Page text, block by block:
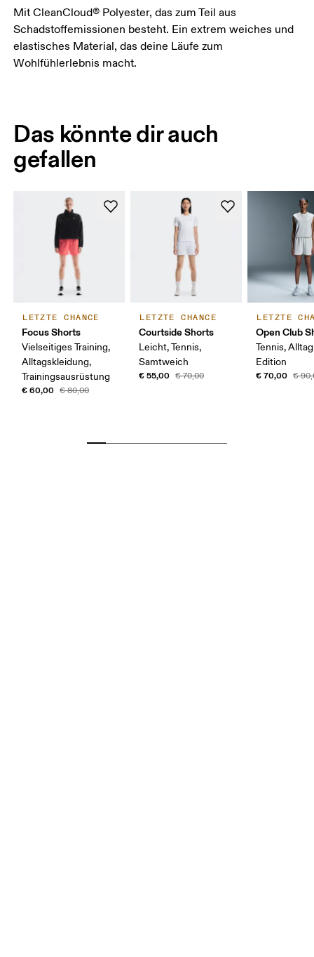
Mit CleanCloud® Polyester, das zum Teil aus
Schadstoffemissionen besteht. Ein extrem weiches und
elastisches Material, das deine Läufe zum
Wohlfühlerlebnis macht.
Das könnte dir auch
gefallen
LETZTE CHANCE
Focus Shorts
Vielseitiges Training,
Alltagskleidung,
Trainingsausrüstung
€ 60,00 € 80,00
LETZTE CHANCE
Courtside Shorts
Leicht, Tennis,
Samtweich
€ 55,00 € 70,00
LETZTE
Open Club
Tennis,
Edition
€ 70,00 €